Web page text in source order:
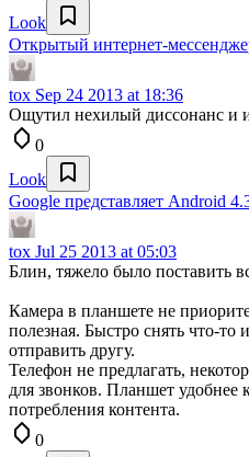
Look
Открытый интернет-
tox Sep 24 2013 at 18:36
Ощутил нехилый диссонанc и
0
Look
Google представляет Android
tox Jul 25 2013 at 05:03
Блин, тяжело было поставить
Камера в планшете не
полезная. Быстро снять что-то
отправить другу.
Телефон не предлагать,
для звонков. Планшет удобнее
потребления контента.
0